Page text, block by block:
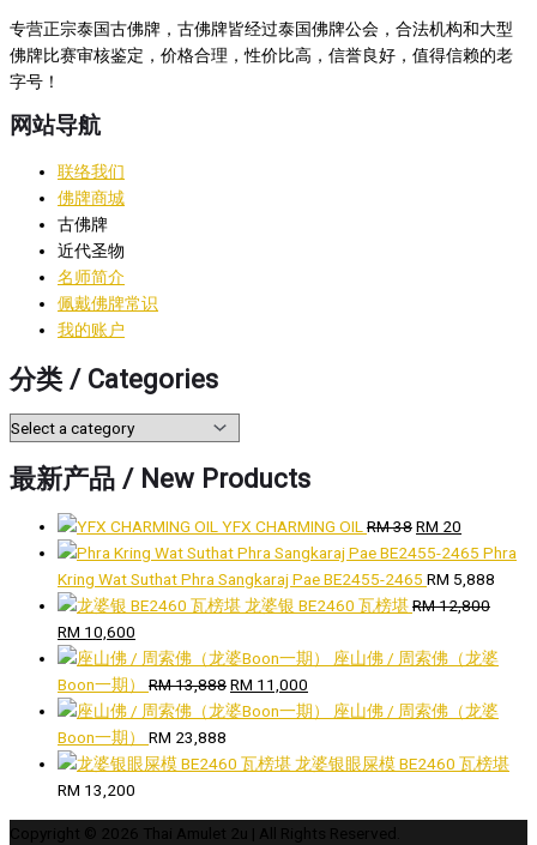
专营正宗泰国古佛牌，古佛牌皆经过泰国佛牌公会，合法机构和大型
佛牌比赛审核鉴定，价格合理，性价比高，信誉良好，值得信赖的老
字号！
网站导航
联络我们
佛牌商城
古佛牌
近代圣物
名师简介
佩戴佛牌常识
我的账户
分类 / Categories
最新产品 / New Products
YFX CHARMING OIL RM38Original
price
was:
RM 38.
RM 20
price
is:
RM 20.
Phra
Kring Wat Suthat Phra Sangkaraj Pae BE2455-2465 RM 5,888
龙婆银 BE2460 瓦榜堪RM12,800
Original
price
was:
RM 12,800.
RM 10,600
price
is:
RM 10,600.
座山佛 / 周索佛（龙婆
Boon一期）
RM13,888Original
price
RM 13,888.
RM 11,000
price
RM 11,000.
座山佛 / 周索佛（龙婆
Boon一期）
RM 23,888
龙婆银眼屎模 BE2460 瓦榜堪
RM 13,200
Copyright © 2026 Thai Amulet 2u | All Rights Reserved.